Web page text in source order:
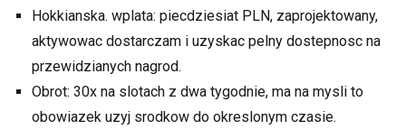
Hokkianska. wplata: piecdziesiat PLN, zaprojektowany,
aktywowac dostarczam i uzyskac pelny dostepnosc na
przewidzianych nagrod.
Obrot: 30x na slotach z dwa tygodnie, ma na mysli to
obowiazek uzyj srodkow do okreslonym czasie.